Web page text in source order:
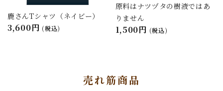
鹿さんTシャツ（ネイビー）
3,600円 (税込)
原料はナツヅタの樹液ではあ
りません
1,500円 (税込)
売れ筋商品